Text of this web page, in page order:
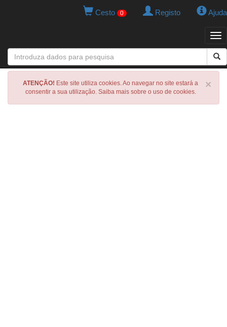
Cesto 0 Registo Ajuda
×
ATENÇÃO! Este site utiliza cookies. Ao navegar no site estará a
consentir a sua utilização. Saiba mais sobre o uso de cookies.